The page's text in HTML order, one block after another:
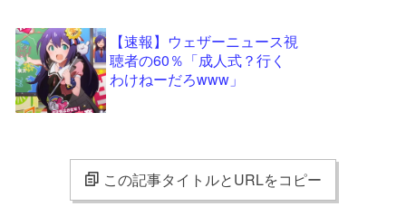
【速報】ウェザーニュース視
聴者の60％「成人式？行く
わけねーだろwww」
この記事タイトルとURLをコピー